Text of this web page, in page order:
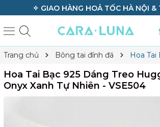
✧ GIAO HÀNG HOẢ TỐC HÀ NỘI &
Trang chủ Bông tai đính đá
Hoa Tai
Hoa Tai Bạc 925 Dáng Treo
Onyx Xanh Tự Nhiên - VSE504